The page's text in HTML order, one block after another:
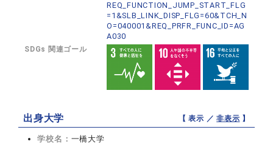
REQ_FUNCTION_JUMP_START_FLG
=1&SLB_LINK_DISP_FLG=60&TCH_N
O=040001&REQ_PRFR_FUNC_ID=AG
A030
SDGs 関連ゴール
出身大学 【 表示 ／非表示 】
学校名： 一橋大学